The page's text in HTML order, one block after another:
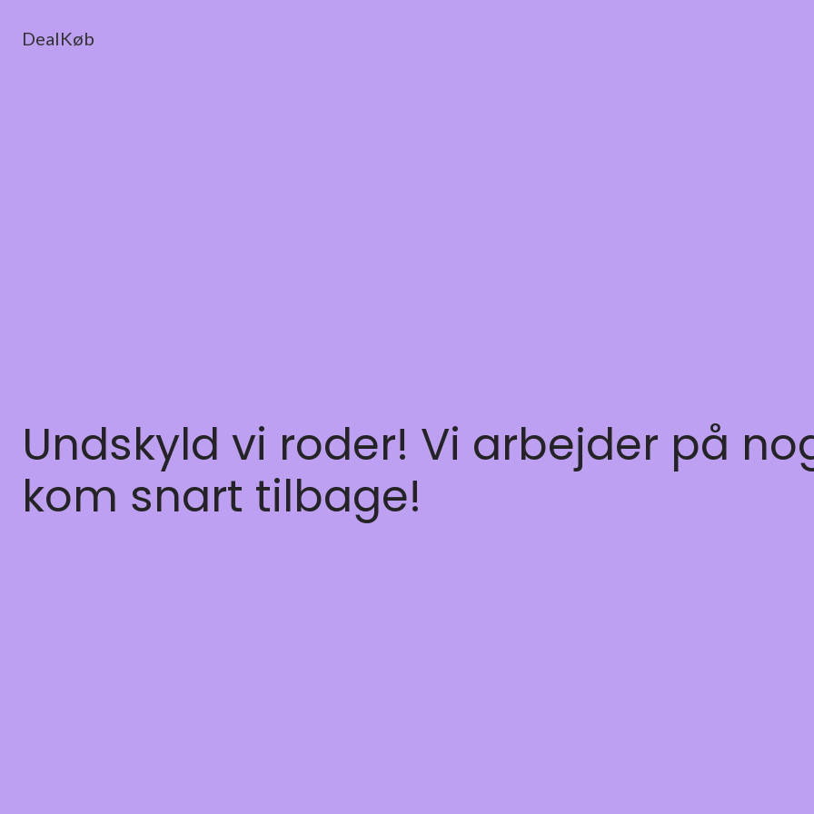
DealKøb
Undskyld vi roder! Vi arbejder på
kom snart tilbage!